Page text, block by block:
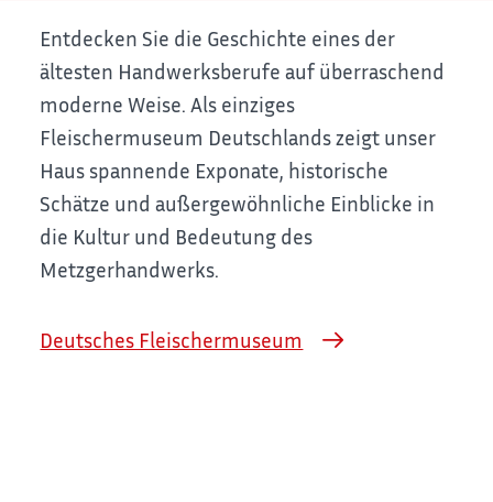
Entdecken Sie die Geschichte eines der
ältesten Handwerksberufe auf überraschend
moderne Weise. Als einziges
Fleischermuseum Deutschlands zeigt unser
Haus spannende Exponate, historische
Schätze und außergewöhnliche Einblicke in
die Kultur und Bedeutung des
Metzgerhandwerks.
Deutsches Fleischermuseum